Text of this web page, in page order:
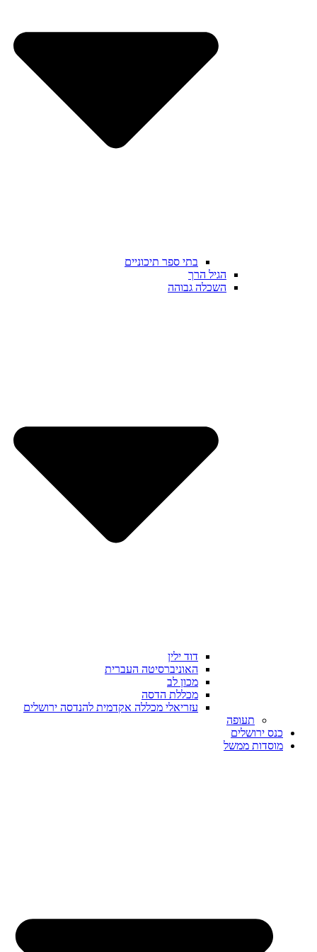
בתי ספר תיכוניים
הגיל הרך
השכלה גבוהה
דוד ילין
האוניברסיטה העברית
מכון לב
מכללת הדסה
עזריאלי מכללה אקדמית להנדסה ירושלים
תעופה
כנס ירושלים
מוסדות ממשל